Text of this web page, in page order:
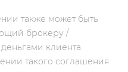
также может быть
брокеру /
клиента.
такого соглашения